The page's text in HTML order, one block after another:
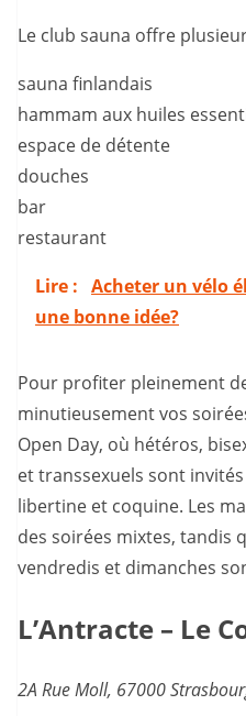
Le club sauna offre
sauna finlandais
hammam aux huiles
espace de détente
douches
bar
restaurant
Lire : Acheter un vélo
une bonne idée?
Pour profiter pleinement
minutieusement vos
Open Day, où hétéros,
et transsexuels sont
libertine et coquine. Les
des soirées mixtes, tandis
vendredis et dimanches
L’Antracte – Le
2A Rue Moll, 67000